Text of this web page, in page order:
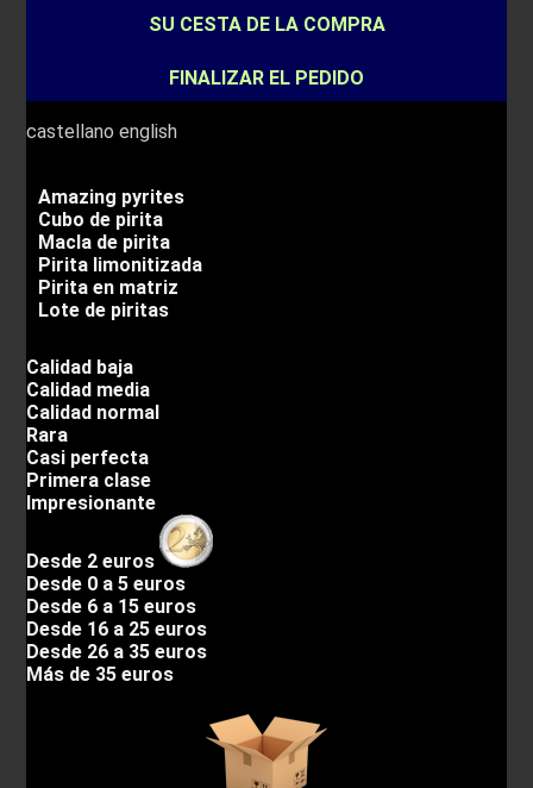
SU CESTA DE LA COMPRA
FINALIZAR EL PEDIDO
castellano english
Amazing pyrites
Cubo de pirita
Macla de pirita
Pirita limonitizada
Pirita en matriz
Lote de piritas
Calidad baja
Calidad media
Calidad normal
Rara
Casi perfecta
Primera clase
Impresionante
Desde 2 euros
Desde 0 a 5 euros
Desde 6 a 15 euros
Desde 16 a 25 euros
Desde 26 a 35 euros
Más de 35 euros